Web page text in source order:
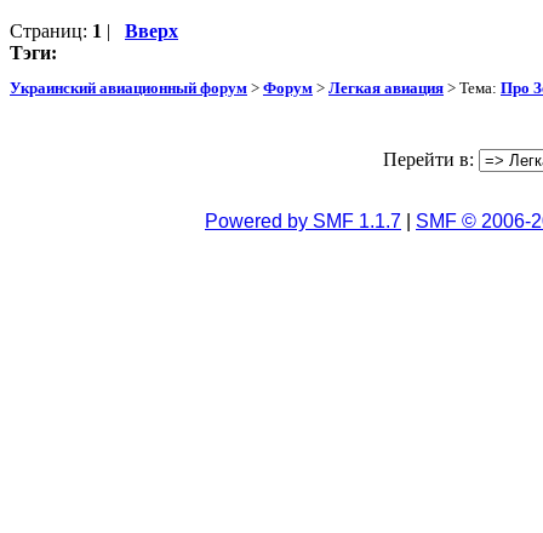
Страниц: 1 | Вверх
Тэги:
Украинский авиационный форум > Форум > Легкая авиация > Тема: Про
Перейти в:
Powered by SMF 1.1.7 SMF © 2006-